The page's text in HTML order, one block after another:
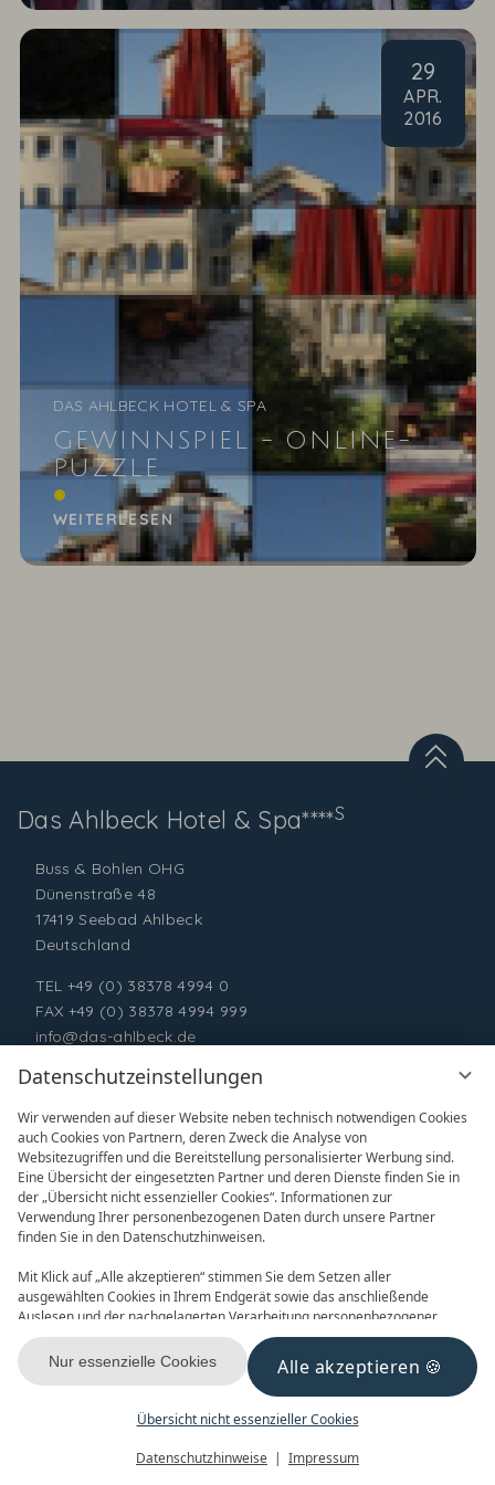
Datenschutzeinstellungen
Wir verwenden auf dieser Website neben technisch notwendigen Cookies
auch Cookies von Partnern, deren Zweck die Analyse von
Websitezugriffen und die Bereitstellung personalisierter Werbung sind.
Eine Übersicht der eingesetzten Partner und deren Dienste finden Sie in
der „Übersicht nicht essenzieller Cookies“. Informationen zur
Verwendung Ihrer personenbezogenen Daten durch unsere Partner
finden Sie in den Datenschutzhinweisen.
Mit Klick auf „Alle akzeptieren“ stimmen Sie dem Setzen aller
ausgewählten Cookies in Ihrem Endgerät sowie das anschließende
Auslesen und der nachgelagerten Verarbeitung personenbezogener
Daten (z.B. Ihrer IP-Adresse) durch uns und unseren Partnern zu. Falls
Sie damit nicht einverstanden sind, klicken Sie bitte auf „Nur essenzielle
Cookies“. Eine individuelle Auswahl können Sie unter „Übersicht nicht
essenzieller Cookies“ tätigen. Sie können Ihre Auswahl im Fußbereich
dieser Website oder in den Datenschutzhinweisen jederzeit aufrufen und
Alle akzeptieren
Nur essenzielle Cookies
Übersicht nicht essenzieller Cookies
Datenschutzhinweise Impressum
GutscheineBuchen
29
APR.
2016
GEWINNSPIEL - ONLINE-
PUZZLE
zum 10. Hotelgeburtstag Kaum zu glauben, wie die
Zeit vergeht... Noch ein paar Monate und dann
feiern...
DAS AHLBECK HOTEL & SPA
WEITERLESEN
Das Ahlbeck Hotel & Spa****S
Buss & Bohlen OHG
Dünenstraße 48
17419 Seebad Ahlbeck
Deutschland
TEL +49 (0) 38378 4994 0
FAX +49 (0) 38378 4994 999
info@das-ahlbeck.de
ONLINE BUCHEN ANFRAGEN
GUTSCHEINE NEWSLETTER